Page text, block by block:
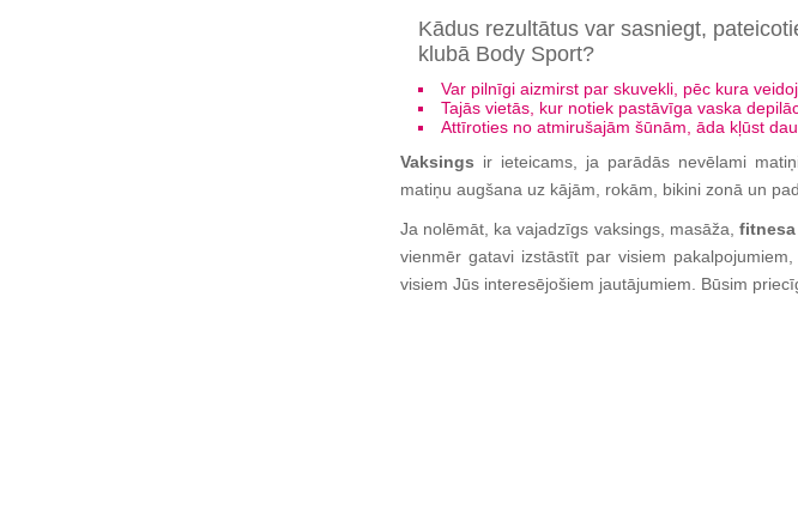
Kādus rezultātus var sasniegt,
klubā Body Sport?
Var pilnīgi aizmirst par skuvekli, pēc kura
Tajās vietās, kur notiek pastāvīga vaska
Attīroties no atmirušajām šūnām, āda kļūst
Vaksings ir ieteicams, ja parādās nevēlami
matiņu augšana uz kājām, rokām, bikini zonā un
Ja nolēmāt, ka vajadzīgs vaksings, masāža,
vienmēr gatavi izstāstīt par visiem
visiem Jūs interesējošiem jautājumiem. Būsim